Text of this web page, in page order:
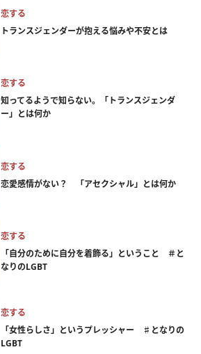
恋する
トランスジェンダーが抱える悩みや不安とは
恋する
知ってるようで知らない。「トランスジェンダ
ー」とは何か
恋する
恋愛感情がない？ 「アセクシャル」とは何か
恋する
「自分のために自分を着飾る」ということ ＃と
なりのLGBT
恋する
「女性らしさ」というプレッシャー ♯となりの
LGBT